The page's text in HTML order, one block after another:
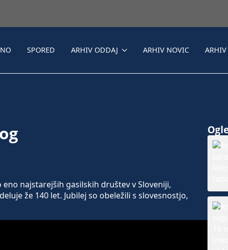
SPORED ARHIV ODDAJ ARHIV NOVIC
najstarejših gasilskih društev v Sloveniji,
že 140 let. Jubilej so obeležili s slovesnostjo,